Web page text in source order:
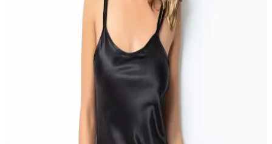
kumaşıyla uzun ömürlü ve kullanışlıdır.
MH Moony Homewears Full Of Like Bralet Takımı:
Şık ve Konforlu Günlük İç Giyim Seçeneği
Desenli tasarımı ve yüksek kaliteli malzemeleriyle günlük ve özel
anlar için ideal, rahat ve şık kadın iç giyim ürünü. Uzun ömürlü
kullanım ve konfor sağlar.
Penti Carrie Ekru Gömlek Pantolon Takımı Şıklık
ve Konfor Bir Arada